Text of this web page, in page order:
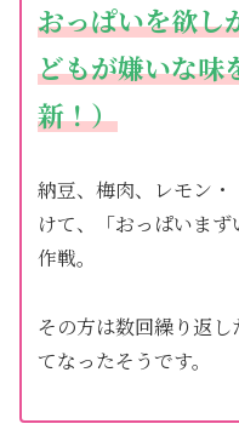
おっぱいを欲し
どもが嫌いな味
新！）
納豆、梅肉、レモン
けて、「おっぱいま
作戦。
その方は数回繰り返
てなったそうです。